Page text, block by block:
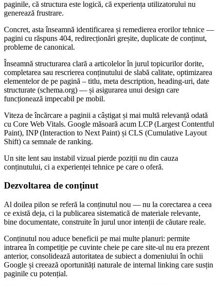
paginile, că structura este logică, că experiența utilizatorului nu
generează frustrare.
Concret, asta înseamnă identificarea și remedierea erorilor tehnice —
pagini cu răspuns 404, redirecționări greșite, duplicate de conținut,
probleme de canonical.
Înseamnă structurarea clară a articolelor în jurul topicurilor dorite,
completarea sau rescrierea conținutului de slabă calitate, optimizarea
elementelor de pe pagină – titlu, meta description, heading-uri, date
structurate (schema.org) — și asigurarea unui design care
funcționează impecabil pe mobil.
Viteza de încărcare a paginii a câștigat și mai multă relevanță odată
cu Core Web Vitals. Google măsoară acum LCP (Largest Contentful
Paint), INP (Interaction to Next Paint) și CLS (Cumulative Layout
Shift) ca semnale de ranking.
Un site lent sau instabil vizual pierde poziții nu din cauza
conținutului, ci a experienței tehnice pe care o oferă.
Dezvoltarea de conținut
Al doilea pilon se referă la conținutul nou — nu la corectarea a ceea
ce există deja, ci la publicarea sistematică de materiale relevante,
bine documentate, construite în jurul unor intenții de căutare reale.
Conținutul nou aduce beneficii pe mai multe planuri: permite
intrarea în competiție pe cuvinte cheie pe care site-ul nu era prezent
anterior, consolidează autoritatea de subiect a domeniului în ochii
Google și creează oportunități naturale de internal linking care susțin
paginile cu potențial.